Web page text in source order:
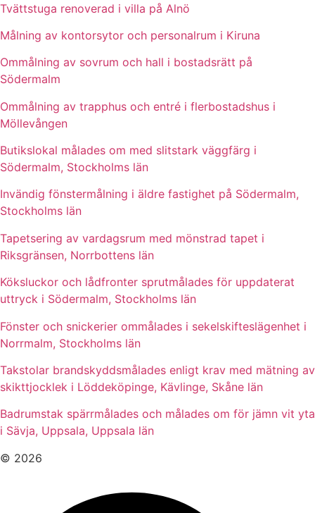
Tvättstuga renoverad i villa på Alnö
Målning av kontorsytor och personalrum i Kiruna
Ommålning av sovrum och hall i bostadsrätt på
Södermalm
Ommålning av trapphus och entré i flerbostadshus i
Möllevången
Butikslokal målades om med slitstark väggfärg i
Södermalm, Stockholms län
Invändig fönstermålning i äldre fastighet på Södermalm,
Stockholms län
Tapetsering av vardagsrum med mönstrad tapet i
Riksgränsen, Norrbottens län
Köksluckor och lådfronter sprutmålades för uppdaterat
uttryck i Södermalm, Stockholms län
Fönster och snickerier ommålades i sekelskifteslägenhet i
Norrmalm, Stockholms län
Takstolar brandskyddsmålades enligt krav med mätning av
skikttjocklek i Löddeköpinge, Kävlinge, Skåne län
Badrumstak spärrmålades och målades om för jämn vit yta
i Sävja, Uppsala, Uppsala län
© 2026